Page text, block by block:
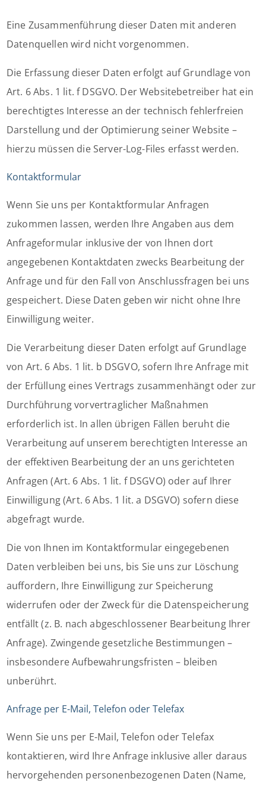
Eine Zusammenführung dieser Daten mit anderen
Datenquellen wird nicht vorgenommen.
Die Erfassung dieser Daten erfolgt auf Grundlage von
Art. 6 Abs. 1 lit. f DSGVO. Der Websitebetreiber hat ein
berechtigtes Interesse an der technisch fehlerfreien
Darstellung und der Optimierung seiner Website –
hierzu müssen die Server-Log-Files erfasst werden.
Kontaktformular
Wenn Sie uns per Kontaktformular Anfragen
zukommen lassen, werden Ihre Angaben aus dem
Anfrageformular inklusive der von Ihnen dort
angegebenen Kontaktdaten zwecks Bearbeitung der
Anfrage und für den Fall von Anschlussfragen bei uns
gespeichert. Diese Daten geben wir nicht ohne Ihre
Einwilligung weiter.
Die Verarbeitung dieser Daten erfolgt auf Grundlage
von Art. 6 Abs. 1 lit. b DSGVO, sofern Ihre Anfrage mit
der Erfüllung eines Vertrags zusammenhängt oder zur
Durchführung vorvertraglicher Maßnahmen
erforderlich ist. In allen übrigen Fällen beruht die
Verarbeitung auf unserem berechtigten Interesse an
der effektiven Bearbeitung der an uns gerichteten
Anfragen (Art. 6 Abs. 1 lit. f DSGVO) oder auf Ihrer
Einwilligung (Art. 6 Abs. 1 lit. a DSGVO) sofern diese
abgefragt wurde.
Die von Ihnen im Kontaktformular eingegebenen
Daten verbleiben bei uns, bis Sie uns zur Löschung
auffordern, Ihre Einwilligung zur Speicherung
widerrufen oder der Zweck für die Datenspeicherung
entfällt (z. B. nach abgeschlossener Bearbeitung Ihrer
Anfrage). Zwingende gesetzliche Bestimmungen –
insbesondere Aufbewahrungsfristen – bleiben
unberührt.
Anfrage per E-Mail, Telefon oder Telefax
Wenn Sie uns per E-Mail, Telefon oder Telefax
kontaktieren, wird Ihre Anfrage inklusive aller daraus
hervorgehenden personenbezogenen Daten (Name,